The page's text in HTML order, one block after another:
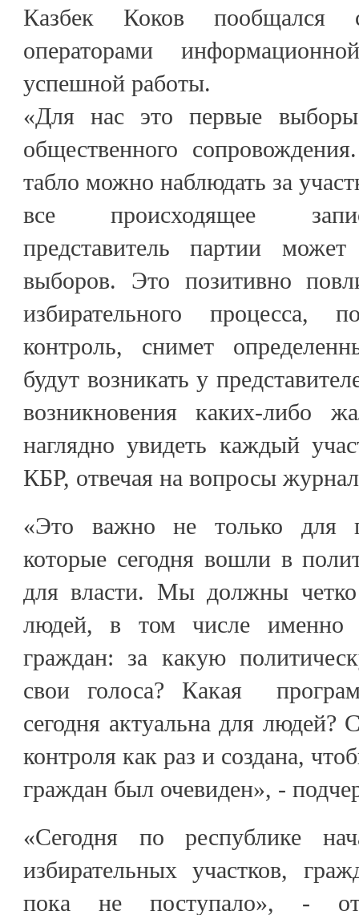
Казбек Коков пообщался
операторами
успешной работы.
«Для нас это первые
общественного
табло можно наблюдать за
все происходящее
представитель партии
выборов. Это позитивно
избирательного процесса,
контроль, снимет
будут возникать у
возникновения каких-либо
наглядно увидеть каждый
КБР, отвечая на вопросы
«Это важно не только для
которые сегодня вошли в
для власти. Мы должны четко
людей, в том числе именно
граждан: за какую
свои голоса? Какая
сегодня актуальна для людей?
контроля как раз и создана,
граждан был очевиден», -
«Сегодня по республике
избирательных участков,
пока не поступало», -